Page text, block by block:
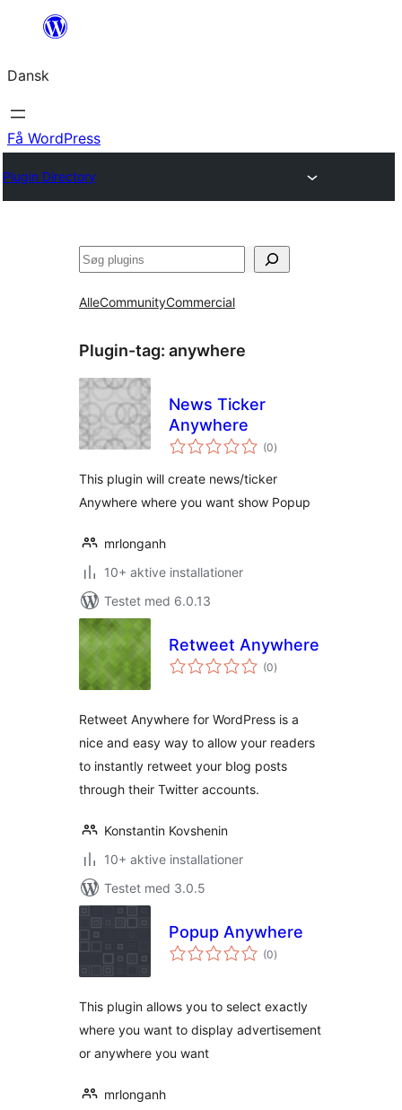
Spring
indhold
Dansk
Få WordPress
Plugin Directory
Søg
AlleCommunityCommercial
Plugin-tag: anywhere
News Ticker
Anywhere
(0totale
bedømmelser
)
This plugin will create news/ticker
Anywhere where you want show Popup
mrlonganh
10+ aktive installationer
Testet med 6.0.13
Retweet Anywhere
(0totale
bedømmelser
)
Retweet Anywhere for WordPress is a
nice and easy way to allow your readers
to instantly retweet your blog posts
through their Twitter accounts.
Konstantin Kovshenin
10+ aktive installationer
Testet med 3.0.5
Popup Anywhere
(0totale
bedømmelser
)
This plugin allows you to select exactly
where you want to display advertisement
or anywhere you want
mrlonganh